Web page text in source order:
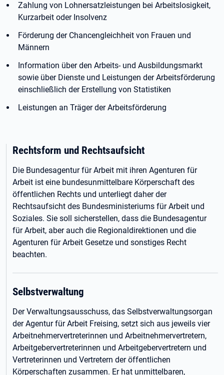
Zahlung von Lohnersatzleistungen bei Arbeitslosigkeit,
Kurzarbeit oder Insolvenz
Förderung der Chancengleichheit von Frauen und
Männern
Information über den Arbeits- und Ausbildungsmarkt
sowie über Dienste und Leistungen der Arbeitsförderung
einschließlich der Erstellung von Statistiken
Leistungen an Träger der Arbeitsförderung
Rechtsform und Rechtsaufsicht
Die Bundesagentur für Arbeit mit ihren Agenturen für
Arbeit ist eine bundesunmittelbare Körperschaft des
öffentlichen Rechts und unterliegt daher der
Rechtsaufsicht des Bundesministeriums für Arbeit und
Soziales. Sie soll sicherstellen, dass die Bundesagentur
für Arbeit, aber auch die Regionaldirektionen und die
Agenturen für Arbeit Gesetze und sonstiges Recht
beachten.
Selbstverwaltung
Der Verwaltungsausschuss, das Selbstverwaltungsorgan
der Agentur für Arbeit Freising, setzt sich aus jeweils vier
Arbeitnehmervertreterinnen und Arbeitnehmervertretern,
Arbeitgebervertreterinnen und Arbeitgebervertretern und
Vertreterinnen und Vertretern der öffentlichen
Körperschaften zusammen. Er hat unmittelbaren,